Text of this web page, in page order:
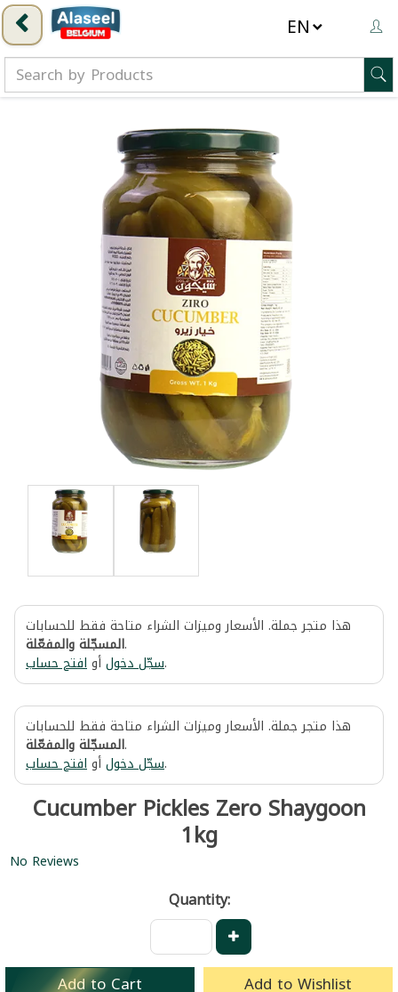
هذا متجر جملة. الأسعار وميزات الشراء متاحة فقط للحسابات
المسجّلة والمفعّلة.
سجّل دخولأوافتح حساب .
هذا متجر جملة. الأسعار وميزات الشراء متاحة فقط للحسابات
المسجّلة والمفعّلة.
سجّل دخولأوافتح حساب .
Cucumber Pickles Zero Shaygoon
1kg
No Reviews
Quantity:
Add to Cart Add to Wishlist